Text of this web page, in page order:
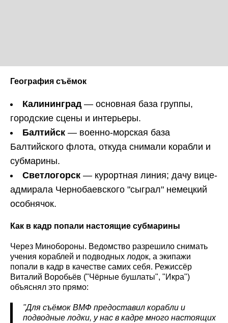
География съёмок
Калининград — основная база группы,
городские сцены и интерьеры.
Балтийск — военно-морская база
Балтийского флота, откуда снимали корабли и
субмарины.
Светлогорск — курортная линия; дачу вице-
адмирала Чернобаевского "сыграл" немецкий
особнячок.
Как в кадр попали настоящие субмарины
Через Минобороны. Ведомство разрешило снимать
учения кораблей и подводных лодок, а экипажи
попали в кадр в качестве самих себя. Режиссёр
Виталий Воробьёв ("Чёрные бушлаты", "Икра")
объяснял это прямо:
"Для съёмок ВМФ предоставил корабли и
подводные лодки, у нас в кадре много настоящих